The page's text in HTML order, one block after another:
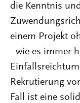
die Kenntnis
einem Projekt
- wie es immer
Rekrutierung
Fall ist eine